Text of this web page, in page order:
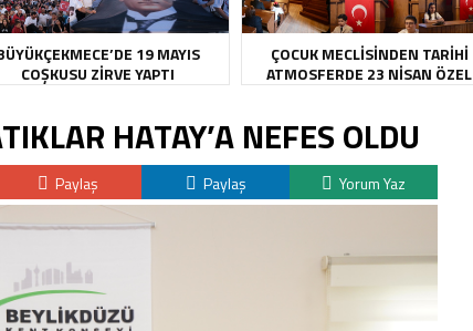
19 MAYIS
COŞKUSU ZİRVE YAPTI
ÇOCUK MECLİSİNDEN TARİHİ
ATMOSFERDE 23 NİSAN ÖZEL
HATAY’A NEFES OLDU
Paylaş Paylaş Yorum Yaz